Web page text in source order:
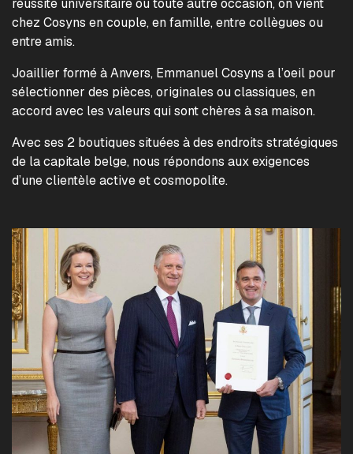
réussite universitaire ou toute autre occasion, on vient
chez Cosyns en couple, en famille, entre collègues ou
entre amis.
Joaillier formé à Anvers, Emmanuel Cosyns a l’oeil pour
sélectionner des pièces, originales ou classiques, en
accord avec les valeurs qui sont chères à sa maison.
Avec ses 2 boutiques situées à des endroits stratégiques
de la capitale belge, nous répondons aux exigences
d’une clientèle active et cosmopolite.